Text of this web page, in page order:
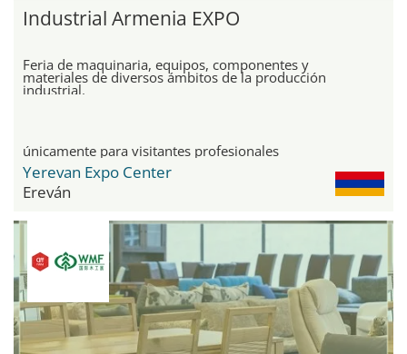
Industrial Armenia EXPO
Feria de maquinaria, equipos, componentes y
materiales de diversos ámbitos de la producción
industrial.
únicamente para visitantes profesionales
Yerevan Expo Center
Ereván